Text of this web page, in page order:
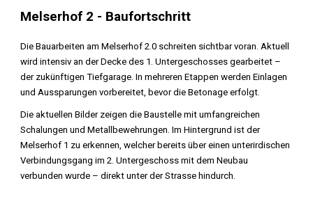
Melserhof 2 - Baufortschritt
Die Bauarbeiten am Melserhof 2.0 schreiten sichtbar voran. Aktuell
wird intensiv an der Decke des 1. Untergeschosses gearbeitet –
der zukünftigen Tiefgarage. In mehreren Etappen werden Einlagen
und Aussparungen vorbereitet, bevor die Betonage erfolgt.
Die aktuellen Bilder zeigen die Baustelle mit umfangreichen
Schalungen und Metallbewehrungen. Im Hintergrund ist der
Melserhof 1 zu erkennen, welcher bereits über einen unterirdischen
Verbindungsgang im 2. Untergeschoss mit dem Neubau
verbunden wurde – direkt unter der Strasse hindurch.